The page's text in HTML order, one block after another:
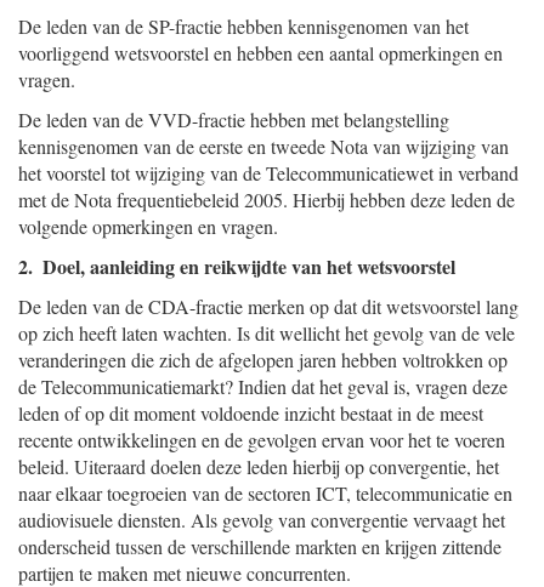
De leden van de SP-fractie hebben kennisgenomen van het
voorliggend wetsvoorstel en hebben een aantal opmerkingen en
vragen.
De leden van de VVD-fractie hebben met belangstelling
kennisgenomen van de eerste en tweede Nota van wijziging van
het voorstel tot wijziging van de Telecommunicatiewet in verband
met de Nota frequentiebeleid 2005. Hierbij hebben deze leden de
volgende opmerkingen en vragen.
2. Doel, aanleiding en reikwijdte van het wetsvoorstel
De leden van de CDA-fractie merken op dat dit wetsvoorstel lang
op zich heeft laten wachten. Is dit wellicht het gevolg van de vele
veranderingen die zich de afgelopen jaren hebben voltrokken op
de Telecommunicatiemarkt? Indien dat het geval is, vragen deze
leden of op dit moment voldoende inzicht bestaat in de meest
recente ontwikkelingen en de gevolgen ervan voor het te voeren
beleid. Uiteraard doelen deze leden hierbij op convergentie, het
naar elkaar toegroeien van de sectoren ICT, telecommunicatie en
audiovisuele diensten. Als gevolg van convergentie vervaagt het
onderscheid tussen de verschillende markten en krijgen zittende
partijen te maken met nieuwe concurrenten.